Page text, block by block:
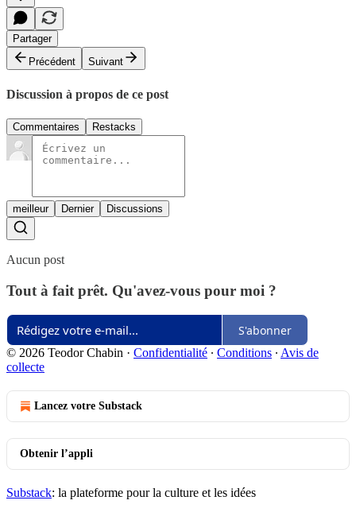
Partager
Précédent
Suivant
Discussion à propos de ce post
Commentaires Restacks
meilleur Dernier Discussions
Aucun post
Tout à fait prêt. Qu'avez-vous pour moi ?
S'abonner
© 2026 Teodor Chabin · Confidentialité ∙ Conditions ∙ Avis de
collecte
Lancez votre Substack
Obtenir l’appli
Substack: la plateforme pour la culture et les idées